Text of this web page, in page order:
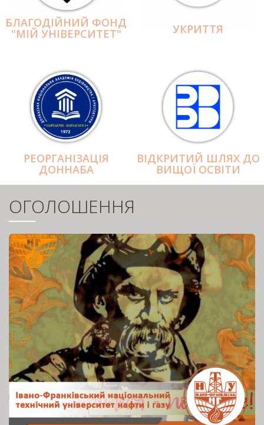
БЛАГОДІЙНИЙ ФОНД
"МІЙ УНІВЕРСИТЕТ" УКРИТТЯ
РЕОРГАНІЗАЦІЯ
ДОННАБА
ВІДКРИТИЙ ШЛЯХ ДО
ВИЩОЇ ОСВІТИ
ОГОЛОШЕННЯ